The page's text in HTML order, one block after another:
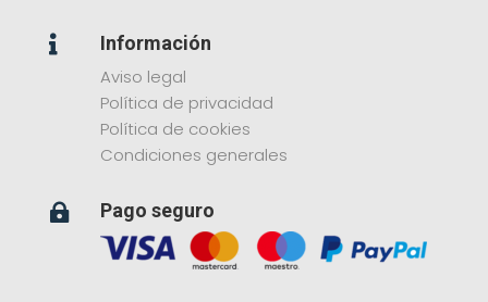

Información
Aviso legal
Política de privacidad
Política de cookies
Condiciones generales
 Pago seguro